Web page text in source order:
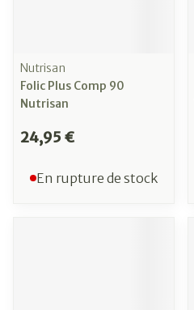
Nutrisan
Folic Plus Comp 90
Nutrisan
24,95 €
En rupture de stock